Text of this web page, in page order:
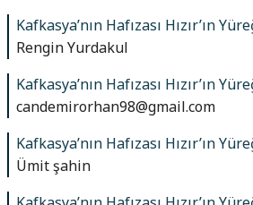
Kafkasya’nın Hafızası Hızır’ın
Rengin Yurdakul
Kafkasya’nın Hafızası Hızır’ın
candemirorhan98@gmail.com
Kafkasya’nın Hafızası Hızır’ın
Ümit şahin